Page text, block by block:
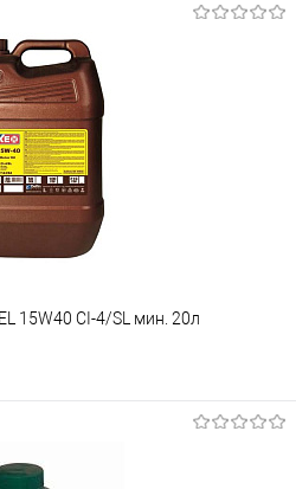
В наличии
15W40 CI-4/SL мин. 20л